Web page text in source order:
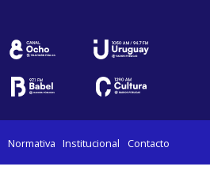
Normativa Institucional Contacto